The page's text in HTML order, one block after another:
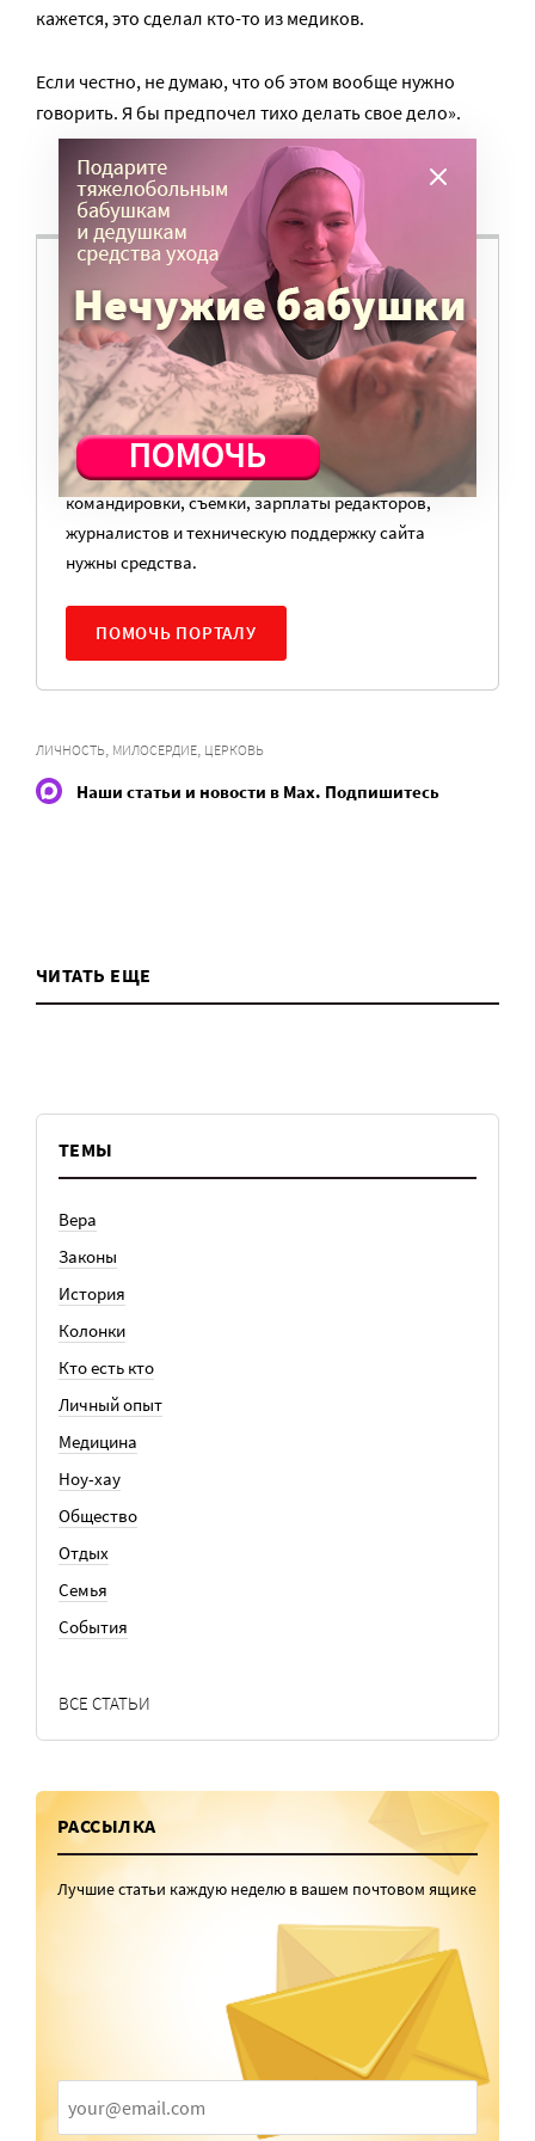
кажется, это сделал кто-то из медиков.
Если честно, не думаю, что об этом вообще нужно
говорить. Я бы предпочел тихо делать свое дело».
ВАМ ВАЖНО, ЧТОБЫ РАЗГОВОР НА ЭТУ
ТЕМУ ПРОДОЛЖИЛСЯ? ПОДДЕРЖИТЕ
ПОРТАЛ!
Мы просим подписаться на небольшой, но
регулярный платеж в пользу нашего сайта.
Милосердие.ru работает благодаря добровольным
пожертвованиям наших читателей. На
командировки, съемки, зарплаты редакторов,
журналистов и техническую поддержку сайта
нужны средства.
ПОМОЧЬ ПОРТАЛУ
ЛИЧНОСТЬ, МИЛОСЕРДИЕ, ЦЕРКОВЬ
Наши статьи и новости в Max. Подпишитесь
ЧИТАТЬ ЕЩЕ
ТЕМЫ
Вера
Законы
История
Колонки
Кто есть кто
Личный опыт
Медицина
Ноу-хау
Общество
Отдых
Семья
События
ВСЕ СТАТЬИ
РАССЫЛКА
Лучшие статьи каждую неделю в вашем почтовом ящике